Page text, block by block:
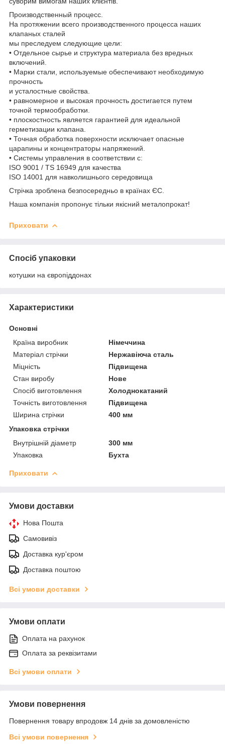
Производственный процесс.
На протяжении всего производственного процесса наших
клапаных сталей
мы преследуем следующие цели:
• Отдельное сырье и структура материала без вредных
включений.
• Марки стали, используемые обеспечивают необходимую
прочность
и усталостные свойства.
• равномерное и высокая прочность достигается путем
точной термообработки.
• плоскостность является гарантией для идеальной
герметизации клапана.
• Точная обработка поверхности исключает опасные
царапины и концентраторы напряжений.
• Системы управления в соответствии с:
ISO 9001 / TS 16949 для качества
ISO 14001 для навколишнього середовища
Стрічка зроблена безпосередньо в країнах ЄС.
Наша компанія пропонує тільки якісний металопрокат!
Приховати
Спосіб упаковки
котушки на європіддонах
Характеристики
Основні
Країна виробник
Німеччина
Матеріал стрічки
Нержавіюча сталь
Міцність
Підвищена
Стан виробу
Нове
Спосіб виготовлення
Холоднокатаний
Точність виготовлення
Підвищена
Ширина стрічки
400 мм
Упаковка стрічки
Внутрішній діаметр
300 мм
Упаковка
Бухта
Приховати
Умови доставки
Нова Пошта
Самовивіз
Доставка кур'єром
Доставка поштою
Всі умови доставки
Умови оплати
Оплата на рахунок
Оплата за реквізитами
Всі умови оплати
Умови повернення
Повернення товару впродовж 14 днів за домовленістю
Всі умови повернення